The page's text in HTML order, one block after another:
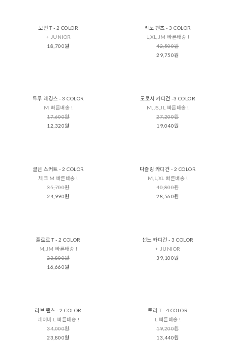
보먼 T - 2 COLOR
+ JUNIOR
18,700원
리노 팬츠 - 3 COLOR
L,XL,JM 빠른배송 !
42,500원
29,750원
루루 레깅스 - 3 COLOR
M 빠른배송 !
17,600원
12,320원
도로시 카디건 -3 COLOR
M,JS,JL 빠른배송 !
27,200원
19,040원
글렌 스커트 - 2 COLOR
체크 M 빠른배송 !
35,700원
24,990원
다즐링 카디건 - 2 COLOR
M,L,XL 빠른배송 !
40,800원
28,560원
플로르 T - 2 COLOR
M,JM 빠른배송 !
23,800원
16,660원
샌느 카디건 - 3 COLOR
+ JUNIOR
39,100원
리브 팬츠 - 2 COLOR
네이비 L 빠른배송 !
34,000원
23,800원
토리 T - 4 COLOR
L 빠른배송 !
19,200원
13,440원